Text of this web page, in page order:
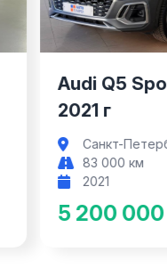
Audi
35
2022
7